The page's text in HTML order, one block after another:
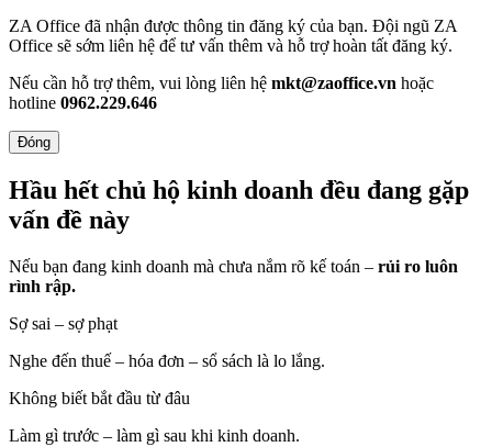
ZA Office đã nhận được thông tin đăng ký của bạn. Đội ngũ ZA
Office sẽ sớm liên hệ để tư vấn thêm và hỗ trợ hoàn tất đăng ký.
Nếu cần hỗ trợ thêm, vui lòng liên hệ mkt@zaoffice.vn hoặc
hotline 0962.229.646
Đóng
Hầu hết chủ hộ kinh doanh đều đang gặp
vấn đề này
Nếu bạn đang kinh doanh mà chưa nắm rõ kế toán – rủi ro luôn
rình rập.
Sợ sai – sợ phạt
Nghe đến thuế – hóa đơn – sổ sách là lo lắng.
Không biết bắt đầu từ đâu
Làm gì trước – làm gì sau khi kinh doanh.